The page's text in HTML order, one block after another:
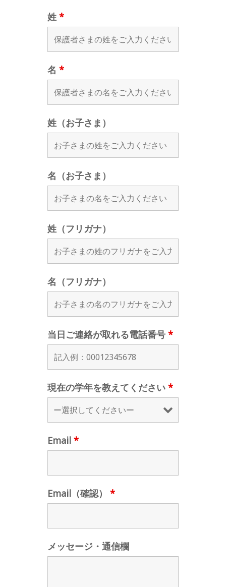
姓 *
名 *
姓（お子さま）
名（お子さま）
姓（フリガナ）
名（フリガナ）
当日ご連絡が取れる電話番号 *
現在の学年を教えてください *
Email *
Email（確認） *
メッセージ・通信欄